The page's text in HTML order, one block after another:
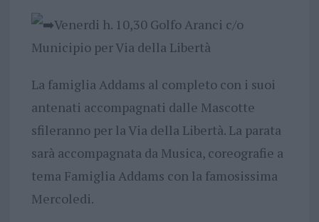
Venerdi h. 10,30 Golfo Aranci c/o
Municipio per Via della Libertà
La famiglia Addams al completo con i suoi
antenati accompagnati dalle Mascotte
sfileranno per la Via della Libertà. La parata
sarà accompagnata da Musica, coreografie a
tema Famiglia Addams con la famosissima
Mercoledi.